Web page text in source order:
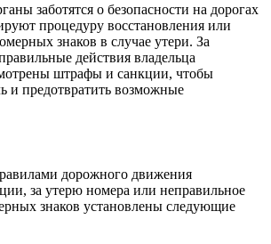
заботятся о безопасности на дорогах
процедуру восстановления или
знаков в случае утери. За
действия владельца
штрафы и санкции, чтобы
и предотвратить возможные
дорожного движения
за утерю номера или неправильное
знаков установлены следующие